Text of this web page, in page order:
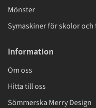
Mönster
Symaskiner för skolor
Information
Om oss
Hitta till oss
Sömmerska Merry Design